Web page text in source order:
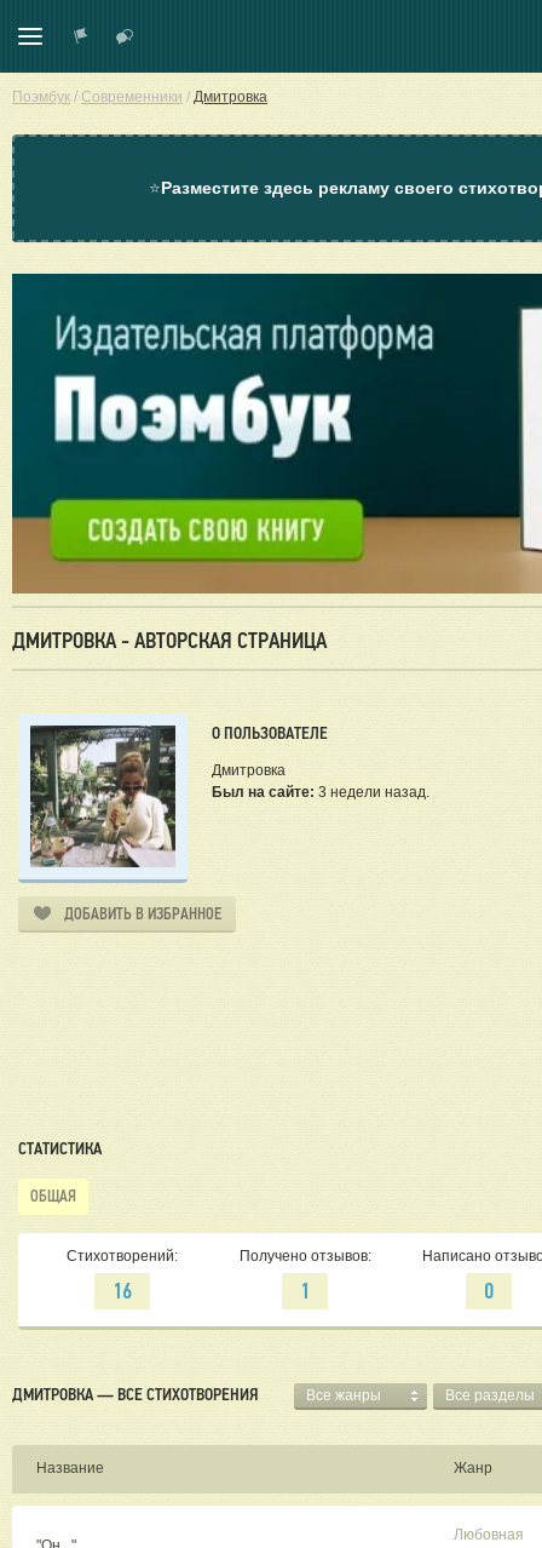
Поэмбук / Современники / Дмитровка
⭐Разместите здесь рекламу своего
ДМИТРОВКА - АВТОРСКАЯ СТРАНИЦА
О ПОЛЬЗОВАТЕЛЕ
Дмитровка
Был на сайте: 3 недели назад.
ДОБАВИТЬ В ИЗБРАННОЕ
СТАТИСТИКА
ОБЩАЯ
Стихотворений:
16
Получено отзывов:
1
Написано
0
ДМИТРОВКА — ВСЕ СТИХОТВОРЕНИЯ Все жанры Все разделы
Название Жанр
Любовная